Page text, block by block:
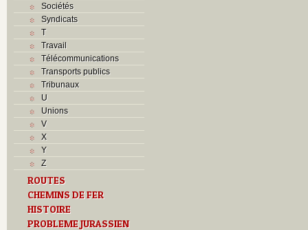
Sociétés
Syndicats
T
Travail
Télécommunications
Transports publics
Tribunaux
U
Unions
V
X
Y
Z
ROUTES
CHEMINS DE FER
HISTOIRE
PROBLEME JURASSIEN